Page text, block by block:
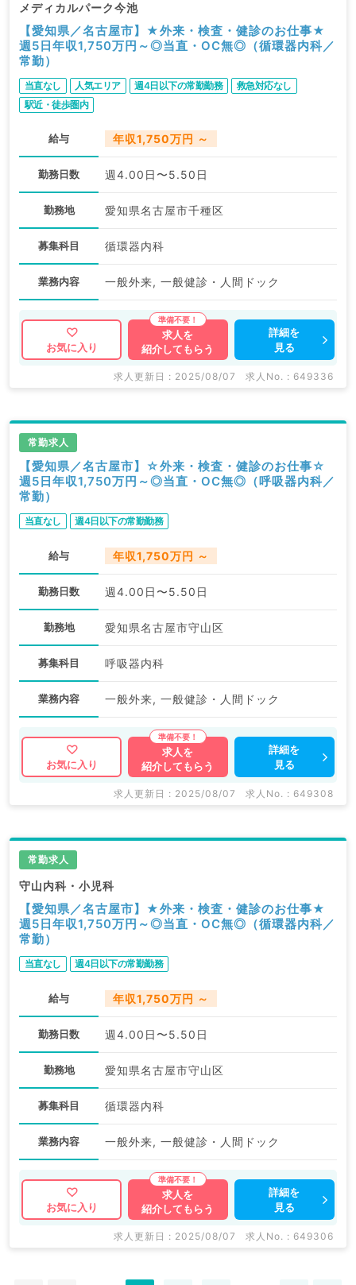
メディカルパーク今池
【愛知県／名古屋市】★外来・検査・健診のお仕事★
週5日年収1,750万円～◎当直・OC無◎（循環器内科／
常勤）
当直なし 人気エリア 週4日以下の常勤勤務
救急対応なし
駅近・徒歩圏内
給与 年収1,750万円 ～
勤務日数 週4.00日〜5.50日
勤務地 愛知県名古屋市千種区
募集科目 循環器内科
業務内容 一般外来, 一般健診・人間ドック
お気に入り
求人を
紹介してもらう
詳細を
見る
求人更新日 : 2025/08/07 求人No. : 649336
常勤求人
【愛知県／名古屋市】☆外来・検査・健診のお仕事☆
週5日年収1,750万円～◎当直・OC無◎（呼吸器内科／
常勤）
当直なし 週4日以下の常勤勤務
給与 年収1,750万円 ～
勤務日数 週4.00日〜5.50日
勤務地 愛知県名古屋市守山区
募集科目 呼吸器内科
業務内容 一般外来, 一般健診・人間ドック
お気に入り
求人を
紹介してもらう
詳細を
見る
求人更新日 : 2025/08/07 求人No. : 649308
常勤求人
守山内科・小児科
【愛知県／名古屋市】★外来・検査・健診のお仕事★
週5日年収1,750万円～◎当直・OC無◎（循環器内科／
常勤）
当直なし 週4日以下の常勤勤務
給与 年収1,750万円 ～
勤務日数 週4.00日〜5.50日
勤務地 愛知県名古屋市守山区
募集科目 循環器内科
業務内容 一般外来, 一般健診・人間ドック
お気に入り
求人を
紹介してもらう
詳細を
見る
求人更新日 : 2025/08/07 求人No. : 649306